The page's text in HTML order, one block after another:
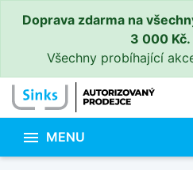
Doprava zdarma na
3 000 Kč.
Všechny probíhající
 MENU